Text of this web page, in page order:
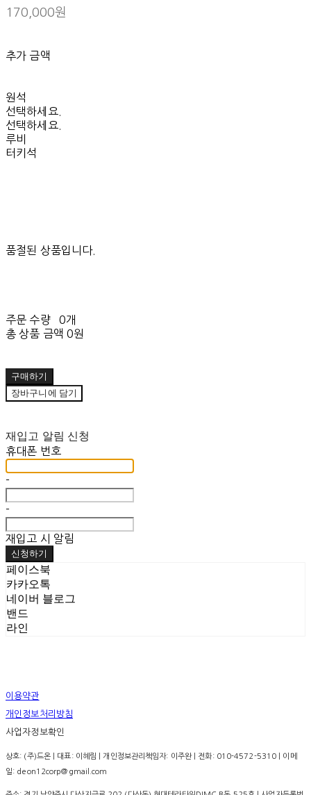
170,000원
추가 금액
원석
선택하세요.
선택하세요.
루비
터키석
품절된 상품입니다.
주문 수량
0개
총 상품 금액 0원
구매하기
장바구니에 담기
재입고 알림 신청
휴대폰 번호
-
-
재입고 시 알림
신청하기
페이스북
카카오톡
네이버 블로그
밴드
라인
이용약관
개인정보처리방침
사업자정보확인
상호: (주)드온 | 대표: 이혜림 | 개인정보관리책임자: 이주완 | 전화: 010-4572-5310 | 이메
일: deon12corp@gmail.com